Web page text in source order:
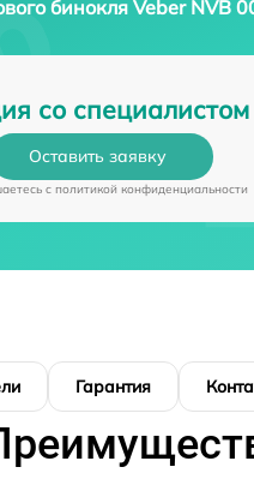
бинокля Veber NVB
со специалистом
Оставить заявку
c политикой конфиденциальности
Гарантия